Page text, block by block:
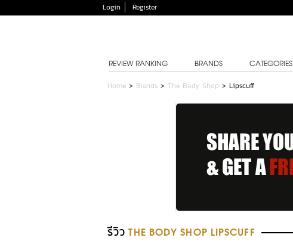
Login Register
REVIEW RANKING BRANDS CATEGORIES
Home > Brands > The Body Shop > Lipscuff
รีวิว THE BODY SHOP LIPSCUFF